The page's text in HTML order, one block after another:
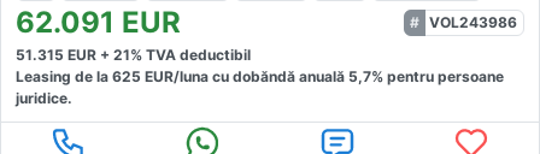
62.091 EUR
VOL243986
51.315 EUR + 21% TVA deductibil
Leasing de la 625 EUR/luna cu dobăndă anuală 5,7% pentru persoane
juridice.